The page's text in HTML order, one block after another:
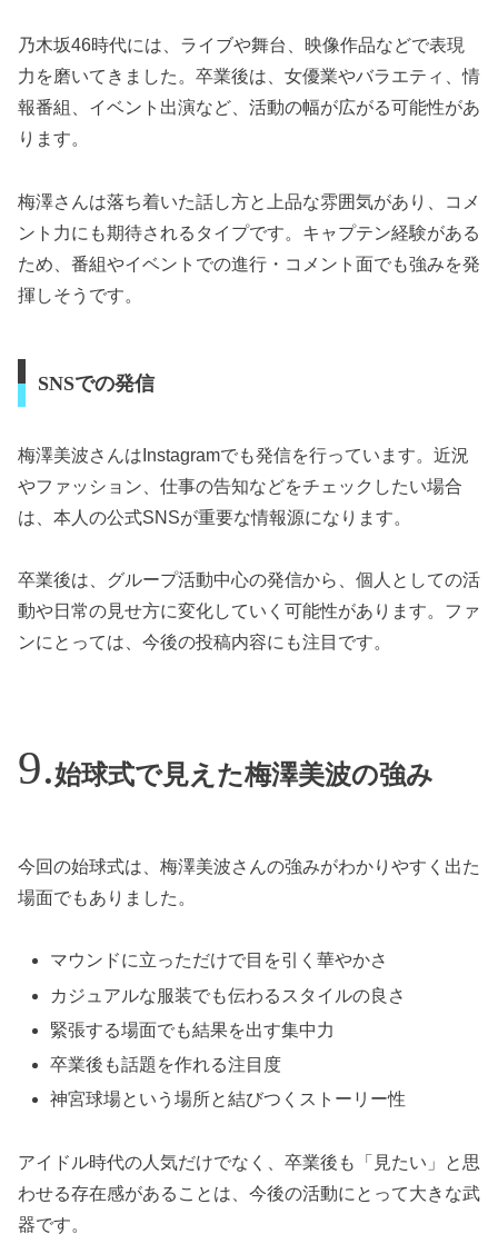
乃木坂46時代には、ライブや舞台、映像作品などで表現
力を磨いてきました。卒業後は、女優業やバラエティ、情
報番組、イベント出演など、活動の幅が広がる可能性があ
ります。
梅澤さんは落ち着いた話し方と上品な雰囲気があり、コメ
ント力にも期待されるタイプです。キャプテン経験がある
ため、番組やイベントでの進行・コメント面でも強みを発
揮しそうです。
SNSでの発信
梅澤美波さんはInstagramでも発信を行っています。近況
やファッション、仕事の告知などをチェックしたい場合
は、本人の公式SNSが重要な情報源になります。
卒業後は、グループ活動中心の発信から、個人としての活
動や日常の見せ方に変化していく可能性があります。ファ
ンにとっては、今後の投稿内容にも注目です。
始球式で見えた梅澤美波の強み
今回の始球式は、梅澤美波さんの強みがわかりやすく出た
場面でもありました。
マウンドに立っただけで目を引く華やかさ
カジュアルな服装でも伝わるスタイルの良さ
緊張する場面でも結果を出す集中力
卒業後も話題を作れる注目度
神宮球場という場所と結びつくストーリー性
アイドル時代の人気だけでなく、卒業後も「見たい」と思
わせる存在感があることは、今後の活動にとって大きな武
器です。